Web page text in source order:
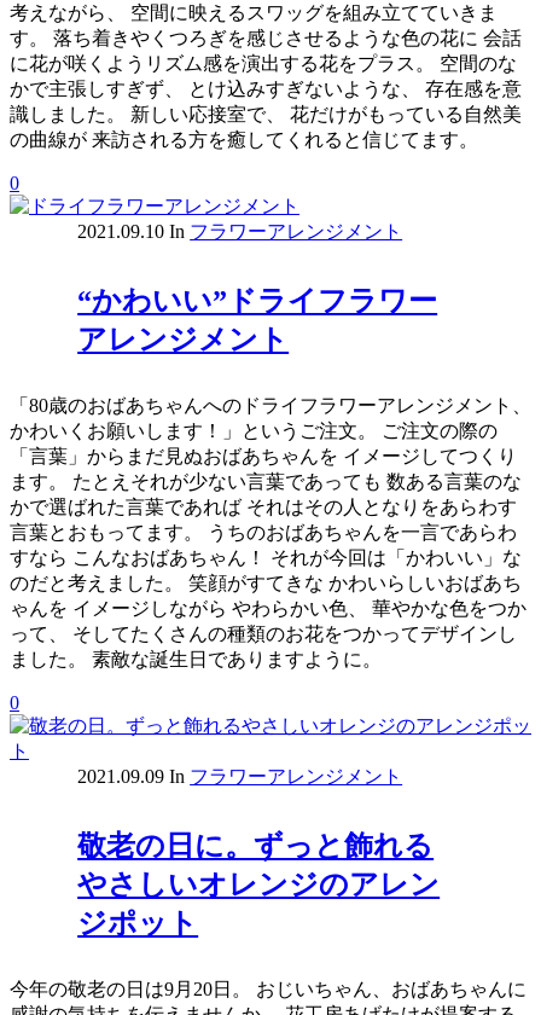
考えながら、 空間に映えるスワッグを組み立てていきま
す。 落ち着きやくつろぎを感じさせるような色の花に 会話
に花が咲くようリズム感を演出する花をプラス。 空間のな
かで主張しすぎず、 とけ込みすぎないような、 存在感を意
識しました。 新しい応接室で、 花だけがもっている自然美
の曲線が 来訪される方を癒してくれると信じてます。
0
2021.09.10 In フラワーアレンジメント
“かわいい”ドライフラワー
アレンジメント
「80歳のおばあちゃんへのドライフラワーアレンジメント、
かわいくお願いします！」というご注文。 ご注文の際の
「言葉」からまだ見ぬおばあちゃんを イメージしてつくり
ます。 たとえそれが少ない言葉であっても 数ある言葉のな
かで選ばれた言葉であれば それはその人となりをあらわす
言葉とおもってます。 うちのおばあちゃんを一言であらわ
すなら こんなおばあちゃん！ それが今回は「かわいい」な
のだと考えました。 笑顔がすてきな かわいらしいおばあち
ゃんを イメージしながら やわらかい色、 華やかな色をつか
って、 そしてたくさんの種類のお花をつかってデザインし
ました。 素敵な誕生日でありますように。
0
2021.09.09 In フラワーアレンジメント
敬老の日に。ずっと飾れる
やさしいオレンジのアレン
ジポット
今年の敬老の日は9月20日。 おじいちゃん、おばあちゃんに